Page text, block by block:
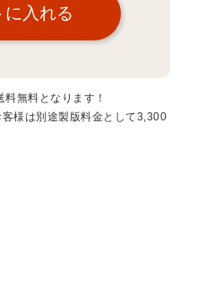
無料となります！
様は別途製版料金として3,300